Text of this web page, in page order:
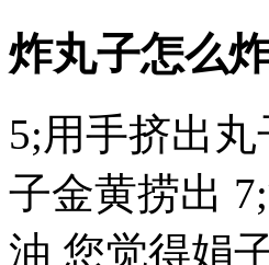
炸丸子怎么
5;用手挤出
子金黄捞出
油 您觉得娟